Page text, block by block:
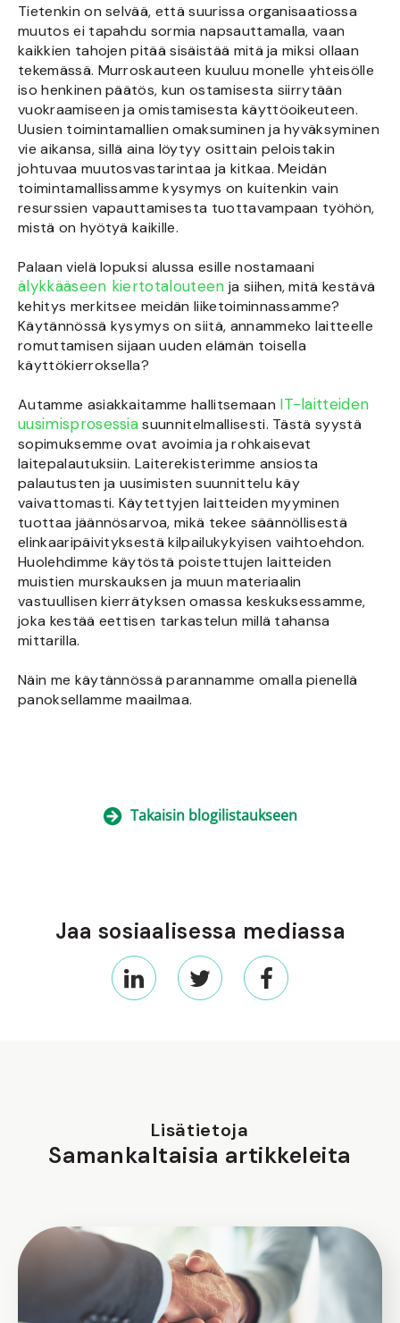
Tietenkin on selvää, että suurissa organisaatiossa
muutos ei tapahdu sormia napsauttamalla, vaan
kaikkien tahojen pitää sisäistää mitä ja miksi ollaan
tekemässä. Murroskauteen kuuluu monelle yhteisölle
iso henkinen päätös, kun ostamisesta siirrytään
vuokraamiseen ja omistamisesta käyttöoikeuteen.
Uusien toimintamallien omaksuminen ja hyväksyminen
vie aikansa, sillä aina löytyy osittain peloistakin
johtuvaa muutosvastarintaa ja kitkaa. Meidän
toimintamallissamme kysymys on kuitenkin vain
resurssien vapauttamisesta tuottavampaan työhön,
mistä on hyötyä kaikille.
Palaan vielä lopuksi alussa esille nostamaani
älykkääseen kiertotalouteen ja siihen, mitä kestävä
kehitys merkitsee meidän liiketoiminnassamme?
Käytännössä kysymys on siitä, annammeko laitteelle
romuttamisen sijaan uuden elämän toisella
käyttökierroksella?
Autamme asiakkaitamme hallitsemaan IT-laitteiden
uusimisprosessiasuunnitelmallisesti. Tästä syystä
sopimuksemme ovat avoimia ja rohkaisevat
laitepalautuksiin. Laiterekisterimme ansiosta
palautusten ja uusimisten suunnittelu käy
vaivattomasti. Käytettyjen laitteiden myyminen
tuottaa jäännösarvoa, mikä tekee säännöllisestä
elinkaaripäivityksestä kilpailukykyisen vaihtoehdon.
Huolehdimme käytöstä poistettujen laitteiden
muistien murskauksen ja muun materiaalin
vastuullisen kierrätyksen omassa keskuksessamme,
joka kestää eettisen tarkastelun millä tahansa
mittarilla.
Näin me käytännössä parannamme omalla pienellä
panoksellamme maailmaa.
Takaisin blogilistaukseen
Jaa sosiaalisessa mediassa
Lisätietoja
Samankaltaisia artikkeleita